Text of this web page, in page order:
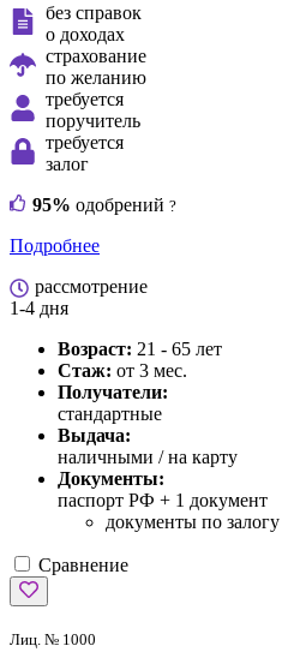
без справок
о доходах
страхование
по желанию
требуется
поручитель
требуется
залог
95% одобрений ?
Подробнее
рассмотрение
1-4 дня
Возраст: 21 - 65 лет
Стаж: от 3 мес.
Получатели:
стандартные
Выдача:
наличными / на карту
Документы:
паспорт РФ + 1 документ
документы по залогу
Сравнение
Лиц. № 1000